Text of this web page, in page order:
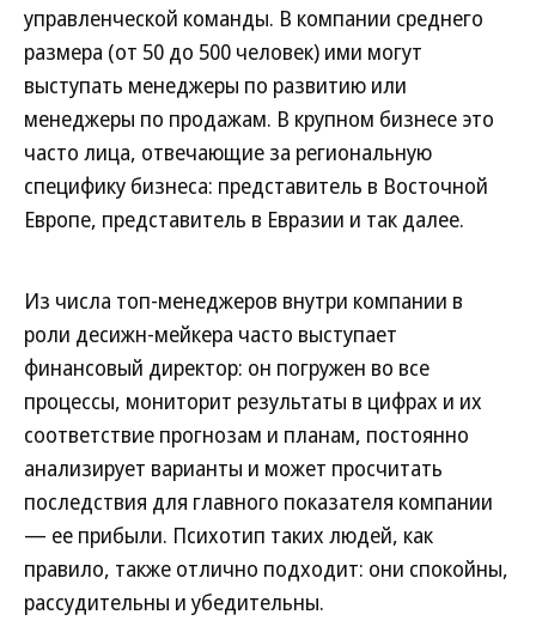
управленческой команды. В компании среднего
размера (от 50 до 500 человек) ими могут
выступать менеджеры по развитию или
менеджеры по продажам. В крупном бизнесе это
часто лица, отвечающие за региональную
специфику бизнеса: представитель в Восточной
Европе, представитель в Евразии и так далее.
Из числа топ-менеджеров внутри компании в
роли десижн-мейкера часто выступает
финансовый директор: он погружен во все
процессы, мониторит результаты в цифрах и их
соответствие прогнозам и планам, постоянно
анализирует варианты и может просчитать
последствия для главного показателя компании
— ее прибыли. Психотип таких людей, как
правило, также отлично подходит: они спокойны,
рассудительны и убедительны.